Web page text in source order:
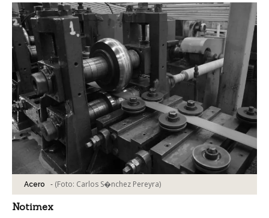
Acero - (Foto: Carlos S�nchez Pereyra)
Notimex